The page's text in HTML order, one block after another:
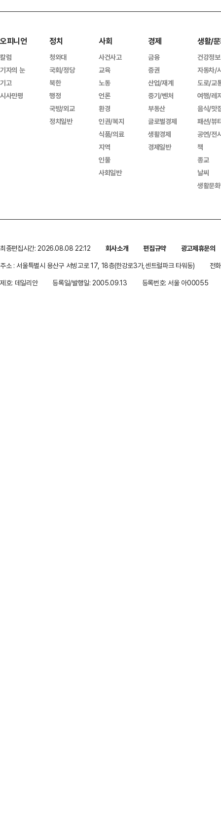
오피니언
칼럼
기자의 눈
기고
시사만평
정치
청와대
국회/정당
북한
행정
국방/외교
정치일반
사회
사건사고
교육
노동
언론
환경
인권/복지
식품/의료
지역
인물
사회일반
경제
금융
증권
산업/재계
중기/벤처
부동산
글로벌경제
생활경제
경제일반
생활/
건강정보
자동차/
도로/교
여행/레
음식/맛
패션/뷰
공연/전
책
종교
날씨
생활문
최종편집시간: 2026.08.08 22:12 회사소개 편집규약
광고제휴문의
주소 : 서울특별시 용산구 서빙고로 17, 18층(한강로3가,센트럴파크 타워동)
전
제호: 데일리안
등록일/발행일: 2005.09.13 등록번호: 서울 아00055